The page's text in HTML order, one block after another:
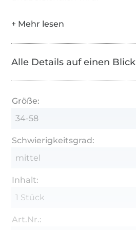
Alle Details auf einen Blick
Größe:
34-58
Schwierigkeitsgrad:
mittel
Inhalt:
1 Stück
Art.Nr.: